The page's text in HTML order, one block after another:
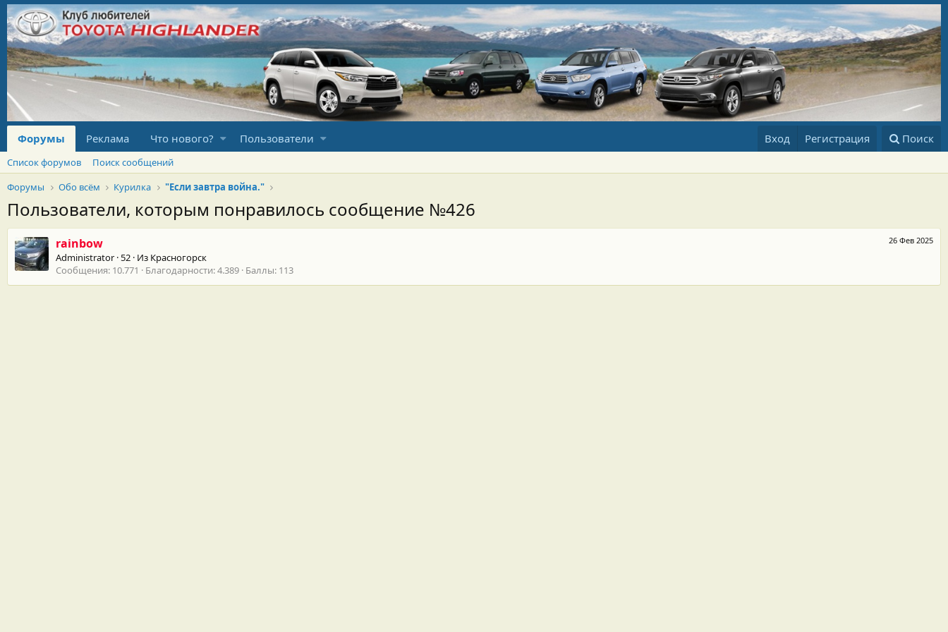
Форумы Реклама Что нового? Пользователи Вход Регистрация Поиск
Список форумов
Поиск сообщений
Форумы
Обо всём Курилка "Если завтра война."
Пользователи, которым понравилось сообщение №426
26 Фев 2025
rainbow
Administrator ·52 · Из Красногорск
Сообщения 10.771 Благодарности 4.389 Баллы 113